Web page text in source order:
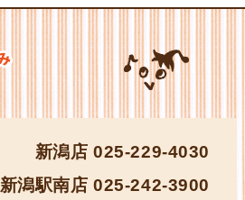
新潟店025-229-4030
新潟駅南店025-242-3900